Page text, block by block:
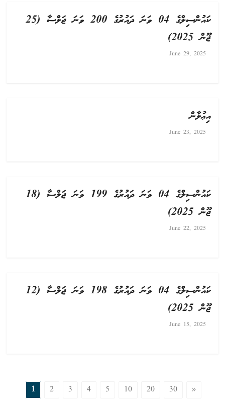
ކައުންސިލްގެ 04 ވަނަ ދައުރުގެ 200 ވަނަ ޖަލްސާ (25
ޖޫން 2025)
June 29, 2025
އިޢުލާން
June 23, 2025
ކައުންސިލްގެ 04 ވަނަ ދައުރުގެ 199 ވަނަ ޖަލްސާ (18
ޖޫން 2025)
June 22, 2025
ކައުންސިލްގެ 04 ވަނަ ދައުރުގެ 198 ވަނަ ޖަލްސާ (12
ޖޫން 2025)
June 15, 2025
1 2 3 4 5 10 20 30 »